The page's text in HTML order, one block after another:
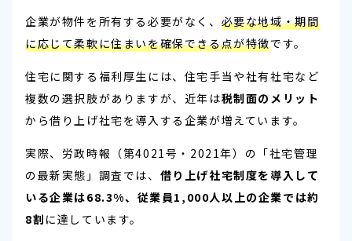
企業が物件を所有する必要がなく、 必要な地域・期間
に応じて柔軟に住まいを確保できる点が特徴です。
住宅に関する福利厚生には、住宅手当や社有社宅など
複数の選択肢がありますが、近年は税制面のメリット
から借り上げ社宅を導入する企業が増えています。
実際、労政時報（第4021号・2021年）の「社宅管理
の最新実態」調査では、 借り上げ社宅制度を導入して
いる企業は68.3%、従業員1,000人以上の企業では約
8割 に達しています。